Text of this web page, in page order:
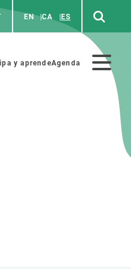
EN CA ES
y aprendeAgenda